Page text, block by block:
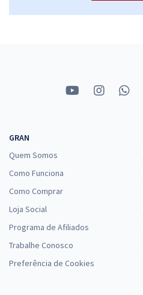
GRAN
Quem Somos
Como Funciona
Como Comprar
Loja Social
Programa de Afiliados
Trabalhe Conosco
Preferência de Cookies